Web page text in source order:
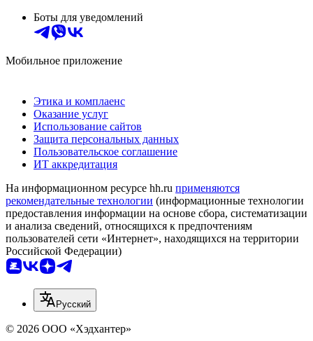
Боты для уведомлений
Мобильное приложение
Этика и комплаенс
Оказание услуг
Использование сайтов
Защита персональных данных
Пользовательское соглашение
ИТ аккредитация
На информационном ресурсе hh.ru применяются
рекомендательные технологии (информационные технологии
предоставления информации на основе сбора, систематизации
и анализа сведений, относящихся к предпочтениям
пользователей сети «Интернет», находящихся на территории
Российской Федерации)
Русский
© 2026 ООО «Хэдхантер»